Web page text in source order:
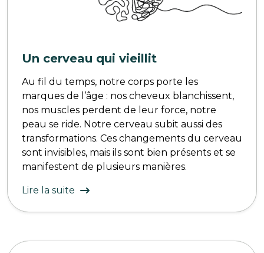
Un cerveau qui vieillit
Au fil du temps, notre corps porte les
marques de l’âge : nos cheveux blanchissent,
nos muscles perdent de leur force, notre
peau se ride. Notre cerveau subit aussi des
transformations. Ces changements du cerveau
sont invisibles, mais ils sont bien présents et se
manifestent de plusieurs manières.
Lire la suite